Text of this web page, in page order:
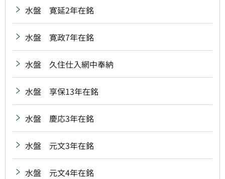
水盤 寛延2年在銘
水盤 寛政7年在銘
水盤 久住仕入網中奉納
水盤 享保13年在銘
水盤 慶応3年在銘
水盤 元文3年在銘
水盤 元文4年在銘